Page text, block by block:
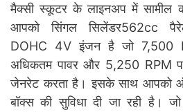
मैक्सी स्कूटर के लाइनअप में
आपको सिंगल सिलेंडर562cc
DOHC 4V इंजन है जो 7,500
अधिकतम पावर और 5,250 RPM
जेनरेट करता है। इसके साथ आपको
बॉक्स की सुविधा दी जा रही है।